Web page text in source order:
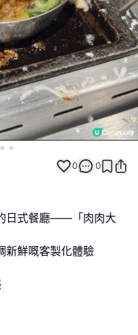
0 0
日式餐廳——「肉肉大
新鮮嘅客製化體驗